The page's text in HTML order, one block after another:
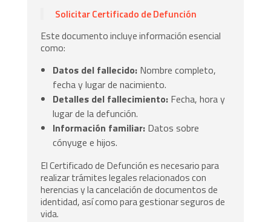
Solicitar Certificado de Defunción
Este documento incluye información esencial
como:
Datos del fallecido: Nombre completo,
fecha y lugar de nacimiento.
Detalles del fallecimiento: Fecha, hora y
lugar de la defunción.
Información familiar: Datos sobre
cónyuge e hijos.
El Certificado de Defunción es necesario para
realizar trámites legales relacionados con
herencias y la cancelación de documentos de
identidad, así como para gestionar seguros de
vida.